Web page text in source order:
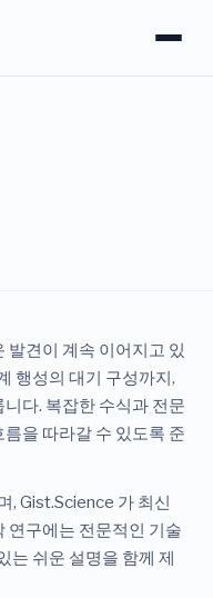
발견이 계속 이어지고 있
행성의 대기 구성까지,
다. 복잡한 수식과 전문
을 따라갈 수 있도록 준
, Gist.Science 가 최신
연구에는 전문적인 기술
는 쉬운 설명을 함께 제